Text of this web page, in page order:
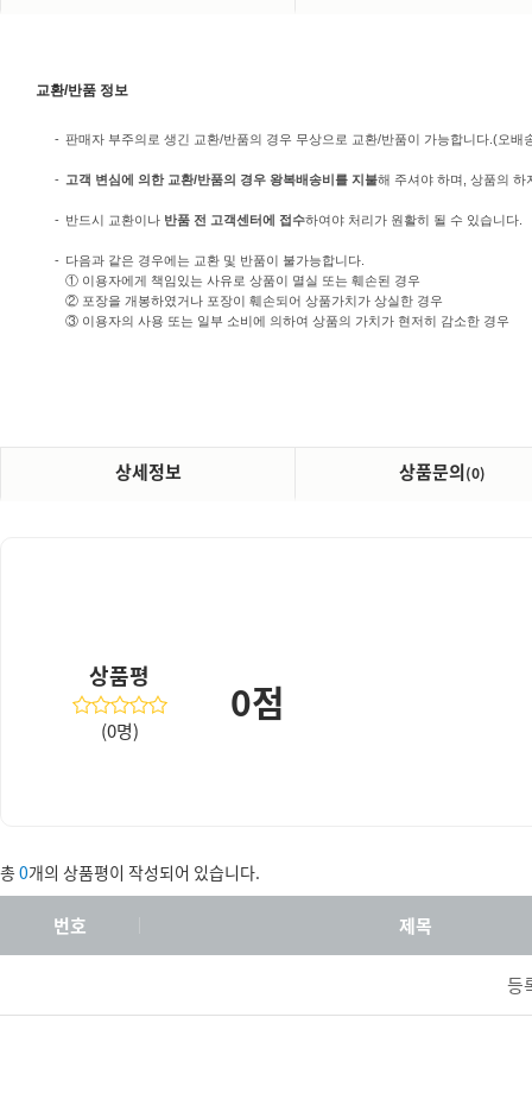
교환/반품 정보
- 판매자 부주의로 생긴 교환/반품의 경우 무상으로 교환/반품이 가능합니다.(오
- 고객 변심에 의한 교환/반품의 경우 왕복배송비를 지불해 주셔야 하며, 상품의 하
- 반드시 교환이나 반품 전 고객센터에 접수하여야 처리가 원활히 될 수 있습니다.
- 다음과 같은 경우에는 교환 및 반품이 불가능합니다.
① 이용자에게 책임있는 사유로 상품이 멸실 또는 훼손된 경우
② 포장을 개봉하였거나 포장이 훼손되어 상품가치가 상실한 경우
③ 이용자의 사용 또는 일부 소비에 의하여 상품의 가치가 현저히 감소한 경우
상세정보 상품문의(0)
상품평
(0명)
0점
총 0개의 상품평이 작성되어 있습니다.
번호 제목
등